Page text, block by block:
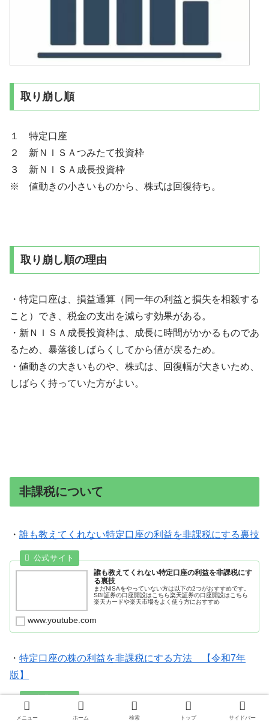
取り崩し順
１ 特定口座
２ 新ＮＩＳＡつみたて投資枠
３ 新ＮＩＳＡ成長投資枠
※ 値動きの小さいものから、株式は回復待ち。
取り崩し順の理由
・特定口座は、損益通算（同一年の利益と損失を相殺する
こと）でき、税金の支出を減らす効果がある。
・新ＮＩＳＡ成長投資枠は、成長に時間がかかるものであ
るため、暴落後しばらくしてから値が戻るため。
・値動きの大きいものや、株式は、回復幅が大きいため、
しばらく持っていた方がよい。
非課税について
・ 誰も教えてくれない特定口座の利益を非課税にする裏技
誰も教えてくれない特定口座の利益を非課税にす
る裏技
まだNISAをやっていない方は以下の2つがおすすめです。
SBI証券の口座開設はこちら楽天証券の口座開設はこちら
楽天カードや楽天市場をよく使う方におすすめ
www.youtube.com
・ 特定口座の株の利益を非課税にする方法 【令和7年
版】
特定口座の株の利益を非課税にする方法 【令和
メニュー ホーム 検索 トップ サイドバー